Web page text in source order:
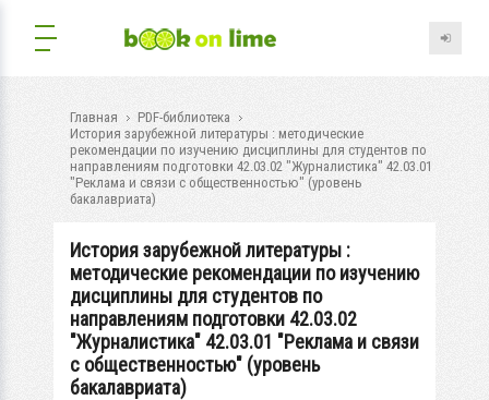
Главная
PDF-библиотека
История зарубежной литературы : методические
рекомендации по изучению дисциплины для студентов по
направлениям подготовки 42.03.02 "Журналистика" 42.03.01
"Реклама и связи с общественностью" (уровень
бакалавриата)
История зарубежной литературы :
методические рекомендации по изучению
дисциплины для студентов по
направлениям подготовки 42.03.02
"Журналистика" 42.03.01 "Реклама и связи
с общественностью" (уровень
бакалавриата)